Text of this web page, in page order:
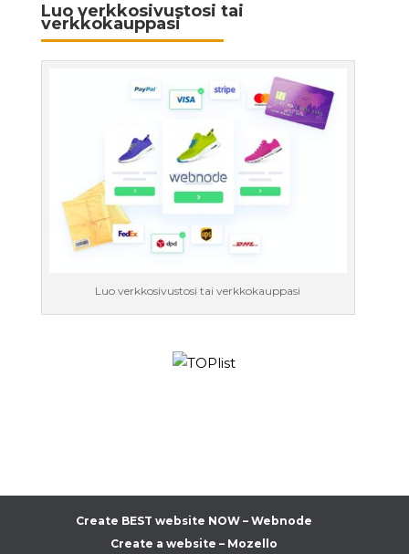
Luo verkkosivustosi tai
verkkokauppasi
Luo verkkosivustosi tai verkkokauppasi
Create BEST website NOW – Webnode
Create a website – Mozello